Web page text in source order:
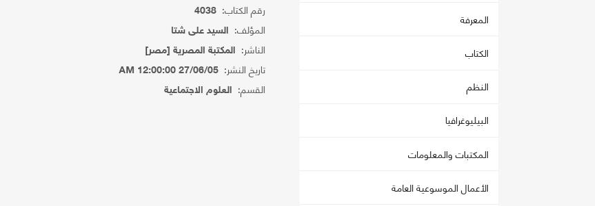
المعرفة
الكتاب
النظم
البيليوغرافيا
المكتبات والمعلومات
الأعمال الموسوعية العامة
رقم الكتاب: 4038
المؤلف: السيد على شتا
الناشر: المكتبة المصرية [مصر]
تاريخ النشر: 27/06/05 12:00:00 AM
القسم: العلوم الاجتماعية